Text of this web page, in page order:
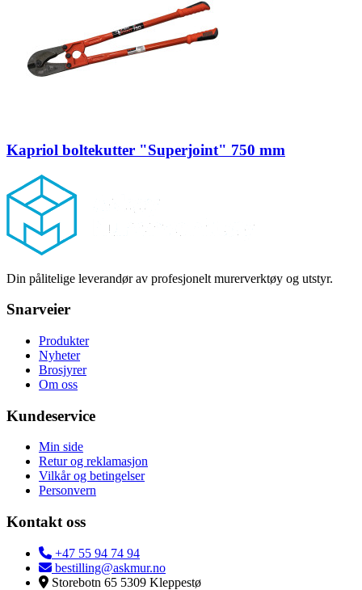
Kapriol boltekutter "Superjoint" 750 mm
Footer
Din pålitelige leverandør av profesjonelt murerverktøy og utstyr.
Snarveier
Produkter
Nyheter
Brosjyrer
Om oss
Kundeservice
Min side
Retur og reklamasjon
Vilkår og betingelser
Personvern
Kontakt oss
+47 55 94 74 94
bestilling@askmur.no
Storebotn 65 5309 Kleppestø